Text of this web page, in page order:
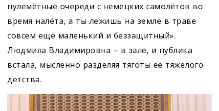
пулемётные очереди с немецких самолётов во
время налёта, а ты лежишь на земле в траве
совсем ещё маленький и беззащитный».
Людмила Владимировна – в зале, и публика
встала, мысленно разделяя тяготы её тяжелого
детства.